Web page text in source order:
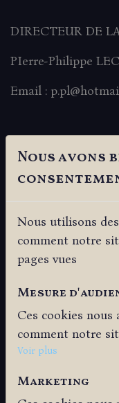
DIRECTEUR DE
PIerre-Philippe
Email :
HÉBERGEUR et
Web Propulse
Développé et
SIRET
RCS Tours
N° TVA
SAS au capital de
4 rue de Beaufoux
Nous avons
Nous utilisons
comment notre
pages vues
Mesure
Ces cookies nous
comment notre
savons quelles
essentiels pour
Voir plus
Marketing